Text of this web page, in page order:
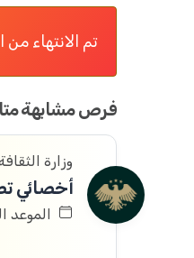
تم الانتهاء
فرص مشابهة
وزارة
أخصائي
الموعد